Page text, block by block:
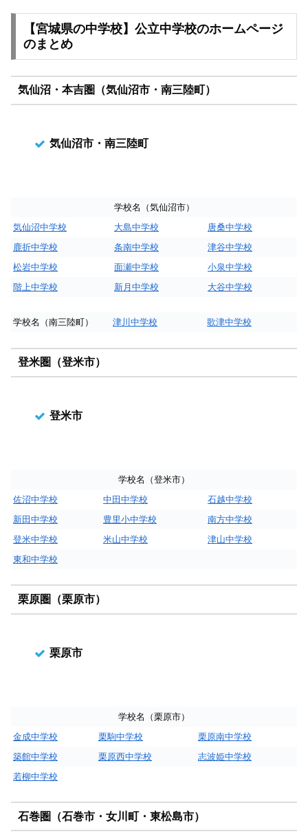
【宮城県の中学校】公立中学校のホームページ
のまとめ
気仙沼・本吉圏（気仙沼市・南三陸町）
気仙沼市・南三陸町
学校名（気仙沼市）
気仙沼中学校
大島中学校
唐桑中学校
鹿折中学校
条南中学校
津谷中学校
松岩中学校
面瀬中学校
小泉中学校
階上中学校
新月中学校 大谷中学校
学校名（南三陸町） 津川中学校 歌津中学校
登米圏（登米市）
登米市
学校名（登米市）
佐沼中学校
中田中学校
石越中学校
新田中学校
豊里小中学校
南方中学校
登米中学校
米山中学校
津山中学校
東和中学校
栗原圏（栗原市）
栗原市
学校名（栗原市）
金成中学校
栗駒中学校
栗原南中学校
築館中学校
栗原西中学校
志波姫中学校
若柳中学校
石巻圏（石巻市・女川町・東松島市）